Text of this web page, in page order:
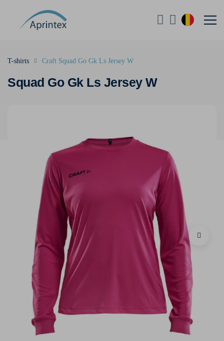
Squad Go Gk Ls Jersey W
T-shirts Craft Squad Go Gk Ls Jersey W